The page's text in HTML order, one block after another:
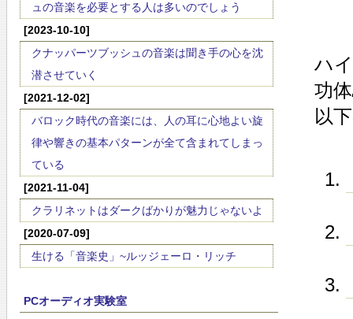
ュの音楽を必要とする人は多いのでしょう
[2023-10-10]
クナッパーツブッシュの音楽は聞き手の心を沈
潜させていく
[2021-12-02]
バロック時代の音楽には、人の耳に心地よい旋
律や響きの基本パターンが全て含まれてしまっ
ている
[2021-11-04]
クラリネットはダークばかりが魅力じゃないよ
[2020-07-09]
生ける「音楽史」~ルッジェーロ・リッチ
PCオーディオ実験室
ハ
功
以